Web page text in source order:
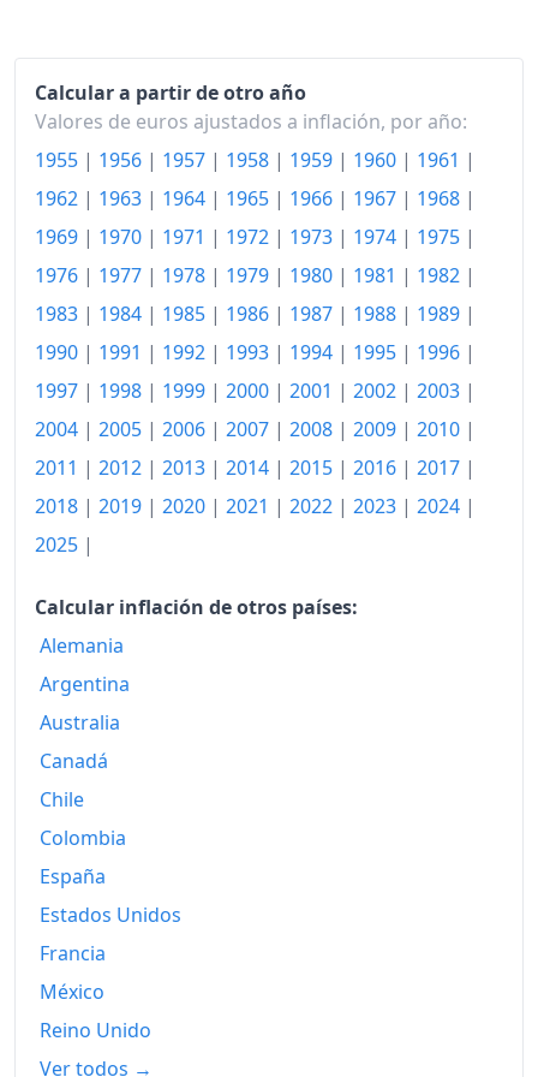
1972
220.38
1973
236.64
1974
268.94
1975
300.37
329.29
1977
360.55
1978
393.90
1979
435.84
1980
494.95
1981
560.85
1982
1983
687.44
1984
1985
1986
1987
1988
1990
1991
1992
Calcular a partir de otro año
Valores de euros ajustados a inflación, por año:
1955 | 1956 | 1957 | 1958 | 1959 | 1960 | 1961 |
1962 | 1963 | 1964 | 1965 | 1966 | 1967 | 1968 |
1969 | 1970 | 1971 | 1972 | 1973 | 1974 | 1975 |
1976 | 1977 | 1978 | 1979 | 1980 | 1981 | 1982 |
1983 | 1984 | 1985 | 1986 | 1987 | 1988 | 1989 |
1990 | 1991 | 1992 | 1993 | 1994 | 1995 | 1996 |
1997 | 1998 | 1999 | 2000 | 2001 | 2002 | 2003 |
2004 | 2005 | 2006 | 2007 | 2008 | 2009 | 2010 |
2011 | 2012 | 2013 | 2014 | 2015 | 2016 | 2017 |
2018 | 2019 | 2020 | 2021 | 2022 | 2023 | 2024 |
2025 |
Calcular inflación de otros países:
Alemania
Argentina
Australia
Canadá
Chile
Colombia
España
Estados Unidos
Francia
México
Reino Unido
Ver todos →